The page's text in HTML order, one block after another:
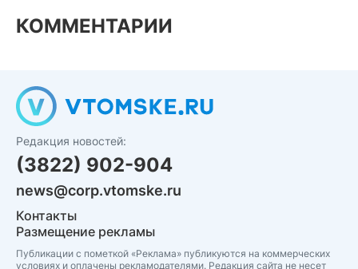
КОММЕНТАРИИ
Редакция новостей:
(3822) 902-904
news@corp.vtomske.ru
Контакты
Размещение рекламы
Публикации с пометкой «Реклама» публикуются на коммерческих
условиях и оплачены рекламодателями. Редакция сайта не несет